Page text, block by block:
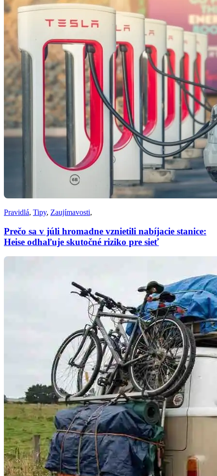
Pravidlá, Tipy, Zaujímavosti,
Prečo sa v júli hromadne vznietili nabíjacie stanice:
Heise odhaľuje skutočné riziko pre sieť